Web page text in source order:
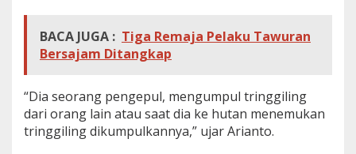
BACA JUGA : Tiga Remaja Pelaku Tawuran
Bersajam Ditangkap
“Dia seorang pengepul, mengumpul tringgiling
dari orang lain atau saat dia ke hutan menemukan
tringgiling dikumpulkannya,” ujar Arianto.